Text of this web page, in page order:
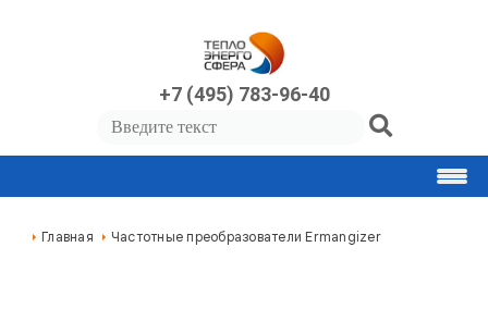
+7 (495) 783-96-40
Главная Частотные преобразователи Ermangizer